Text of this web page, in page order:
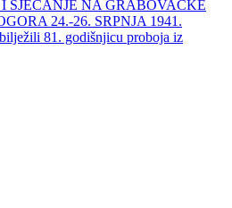
SJEĆANJE NA GRABOVAČKE
24.-26. SRPNJA 1941.
81. godišnjicu proboja iz